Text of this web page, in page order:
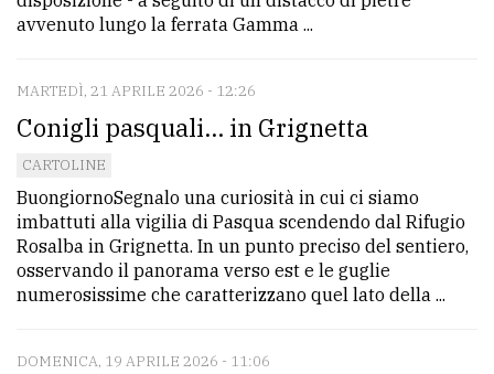
avvenuto lungo la ferrata Gamma ...
MARTEDÌ, 21 APRILE 2026 - 12:26
Conigli pasquali... in Grignetta
CARTOLINE
BuongiornoSegnalo una curiosità in cui ci siamo
imbattuti alla vigilia di Pasqua scendendo dal Rifugio
Rosalba in Grignetta. In un punto preciso del sentiero,
osservando il panorama verso est e le guglie
numerosissime che caratterizzano quel lato della ...
DOMENICA, 19 APRILE 2026 - 11:06